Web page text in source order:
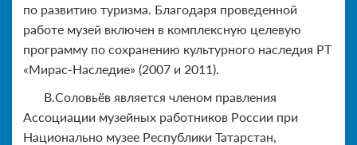
по развитию туризма. Благодаря проведенной
работе музей включен в комплексную целевую
программу по сохранению культурного наследия РТ
«Мирас-Наследие» (2007 и 2011).
В.Соловьёв является членом правления
Ассоциации музейных работников России при
Национально музее Республики Татарстан,